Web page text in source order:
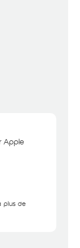
Apple
plus de